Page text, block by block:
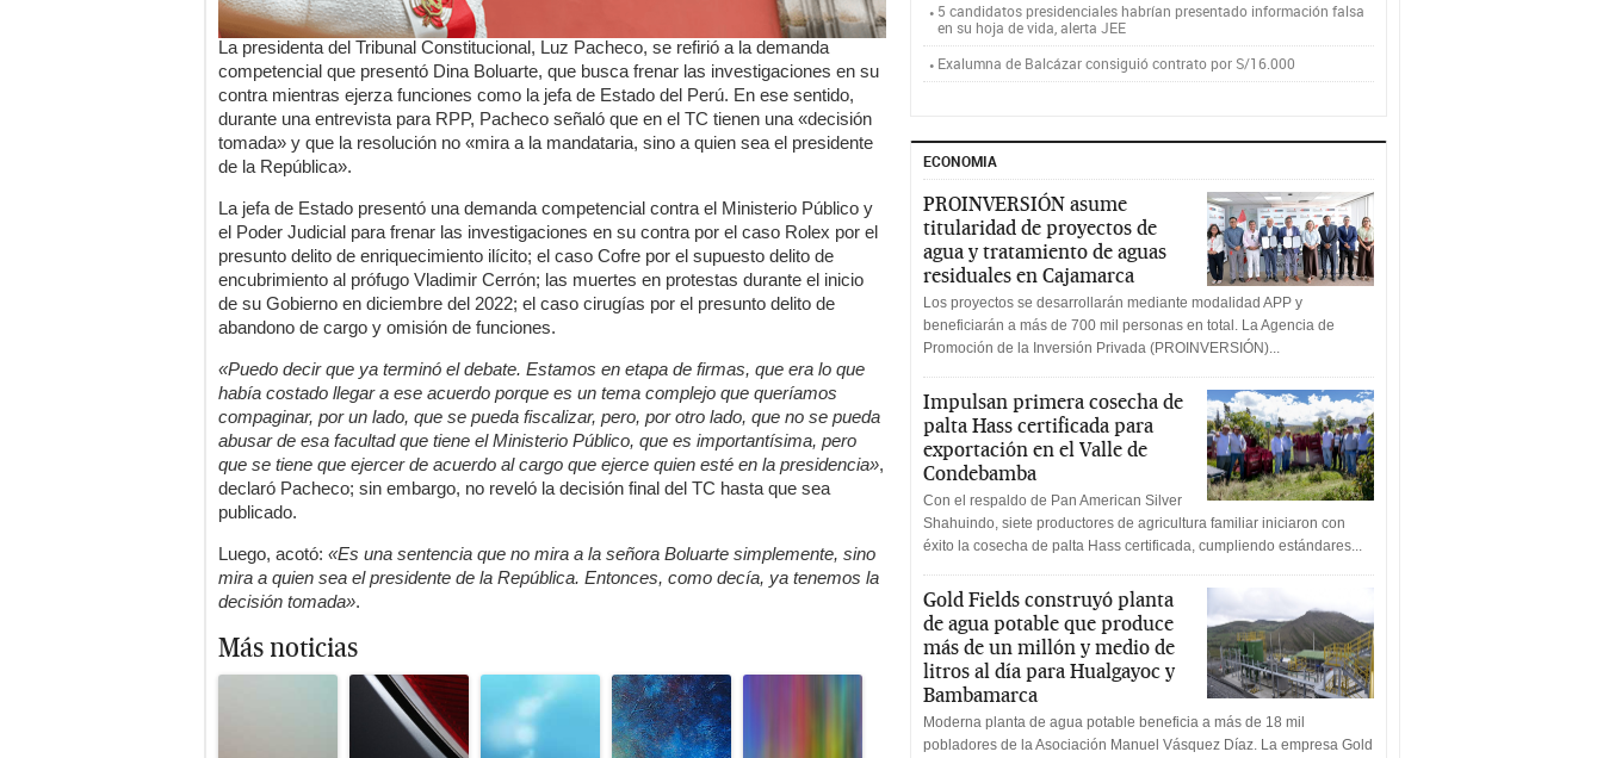
La presidenta del Tribunal Constitucional, Luz Pacheco, se refirió a la demanda
competencial que presentó Dina Boluarte, que busca frenar las investigaciones en su
contra mientras ejerza funciones como la jefa de Estado del Perú. En ese sentido,
durante una entrevista para RPP, Pacheco señaló que en el TC tienen una «decisión
tomada» y que la resolución no «mira a la mandataria, sino a quien sea el presidente
de la República».
La jefa de Estado presentó una demanda competencial contra el Ministerio Público y
el Poder Judicial para frenar las investigaciones en su contra por el caso Rolex por el
presunto delito de enriquecimiento ilícito; el caso Cofre por el supuesto delito de
encubrimiento al prófugo Vladimir Cerrón; las muertes en protestas durante el inicio
de su Gobierno en diciembre del 2022; el caso cirugías por el presunto delito de
abandono de cargo y omisión de funciones.
«Puedo decir que ya terminó el debate. Estamos en etapa de firmas, que era lo que
había costado llegar a ese acuerdo porque es un tema complejo que queríamos
compaginar, por un lado, que se pueda fiscalizar, pero, por otro lado, que no se pueda
abusar de esa facultad que tiene el Ministerio Público, que es importantísima, pero
que se tiene que ejercer de acuerdo al cargo que ejerce quien esté en la presidencia»,
declaró Pacheco; sin embargo, no reveló la decisión final del TC hasta que sea
publicado.
Luego, acotó: «Es una sentencia que no mira a la señora Boluarte simplemente, sino
mira a quien sea el presidente de la República. Entonces, como decía, ya tenemos la
decisión tomada».
Más noticias
5 candidatos presidenciales habrían presentado información falsa
en su hoja de vida, alerta JEE
Exalumna de Balcázar consiguió contrato por S/16.000
ECONOMIA
PROINVERSIÓN asume
titularidad de proyectos de
agua y tratamiento de aguas
residuales en Cajamarca
Los proyectos se desarrollarán mediante modalidad APP y
beneficiarán a más de 700 mil personas en total. La Agencia de
Promoción de la Inversión Privada (PROINVERSIÓN)...
Impulsan primera cosecha de
palta Hass certificada para
exportación en el Valle de
Condebamba
Con el respaldo de Pan American Silver
Shahuindo, siete productores de agricultura familiar iniciaron con
éxito la cosecha de palta Hass certificada, cumpliendo estándares...
Gold Fields construyó planta
de agua potable que produce
más de un millón y medio de
litros al día para Hualgayoc y
Bambamarca
Moderna planta de agua potable beneficia a más de 18 mil
pobladores de la Asociación Manuel Vásquez Díaz. La empresa Gold